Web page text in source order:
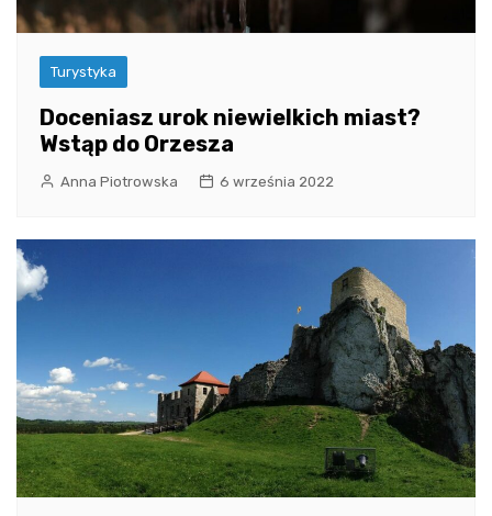
Turystyka
Doceniasz urok niewielkich miast?
Wstąp do Orzesza
Anna Piotrowska 6 września 2022